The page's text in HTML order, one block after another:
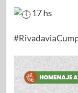
17 hs